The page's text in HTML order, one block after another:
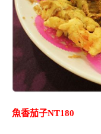
魚香茄子NT180